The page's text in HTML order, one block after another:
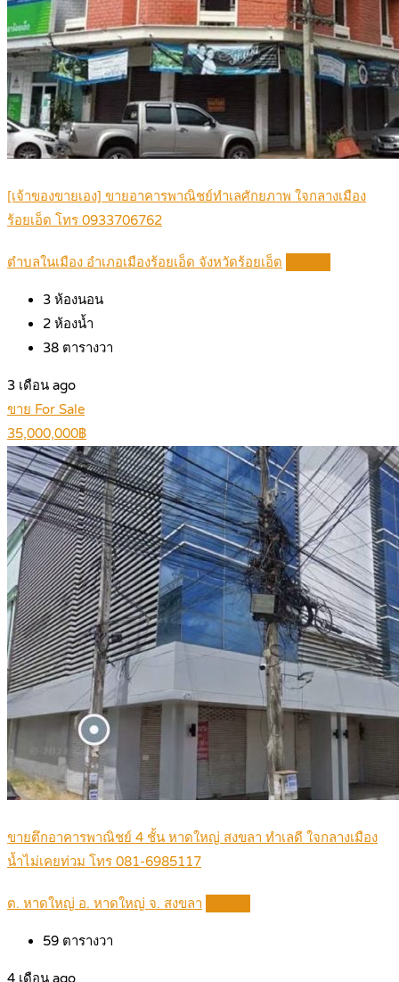
[เจ้าของขายเอง] ขายอาคารพาณิชย์ทำเลศักยภาพ ใจกลางเมือง
ร้อยเอ็ด โทร 0933706762
ตำบลในเมือง อำเภอเมืองร้อยเอ็ด จังหวัดร้อยเอ็ด
3 ห้องนอน
2 ห้องน้ำ
38 ตารางวา
3 เดือน ago
ขาย For Sale
35,000,000฿
ขายตึกอาคารพาณิชย์ 4 ชั้น หาดใหญ่ สงขลา ทำเลดี ใจกลางเมือง
น้ำไม่เคยท่วม โทร 081-6985117
ต. หาดใหญ่ อ. หาดใหญ่ จ. สงขลา
59 ตารางวา
4 เดือน ago